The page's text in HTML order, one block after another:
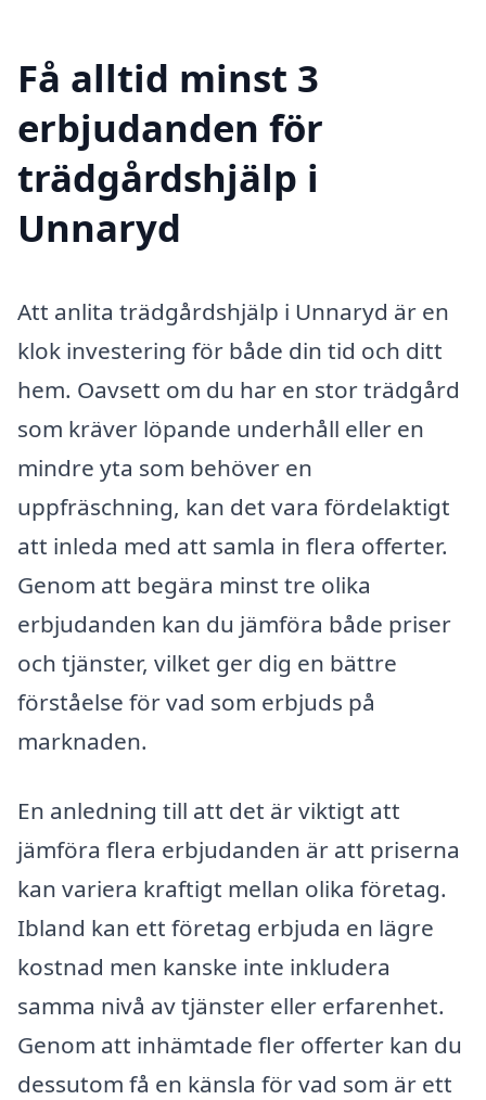
Få alltid minst 3
erbjudanden för
trädgårdshjälp i
Unnaryd
Att anlita trädgårdshjälp i Unnaryd är en
klok investering för både din tid och ditt
hem. Oavsett om du har en stor trädgård
som kräver löpande underhåll eller en
mindre yta som behöver en
uppfräschning, kan det vara fördelaktigt
att inleda med att samla in flera offerter.
Genom att begära minst tre olika
erbjudanden kan du jämföra både priser
och tjänster, vilket ger dig en bättre
förståelse för vad som erbjuds på
marknaden.
En anledning till att det är viktigt att
jämföra flera erbjudanden är att priserna
kan variera kraftigt mellan olika företag.
Ibland kan ett företag erbjuda en lägre
kostnad men kanske inte inkludera
samma nivå av tjänster eller erfarenhet.
Genom att inhämtade fler offerter kan du
dessutom få en känsla för vad som är ett